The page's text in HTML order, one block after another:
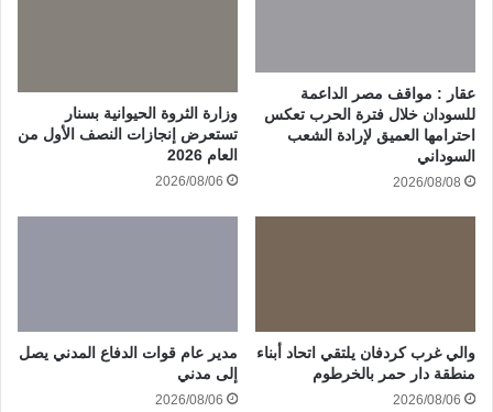
عقار : مواقف مصر الداعمة
للسودان خلال فترة الحرب تعكس
احترامها العميق لإرادة الشعب
السوداني
2026/08/08
وزارة الثروة الحيوانية بسنار
تستعرض إنجازات النصف الأول من
العام 2026
2026/08/06
والي غرب كردفان يلتقي اتحاد أبناء
منطقة دار حمر بالخرطوم
2026/08/06
مدير عام قوات الدفاع المدني يصل
إلى مدني
2026/08/06